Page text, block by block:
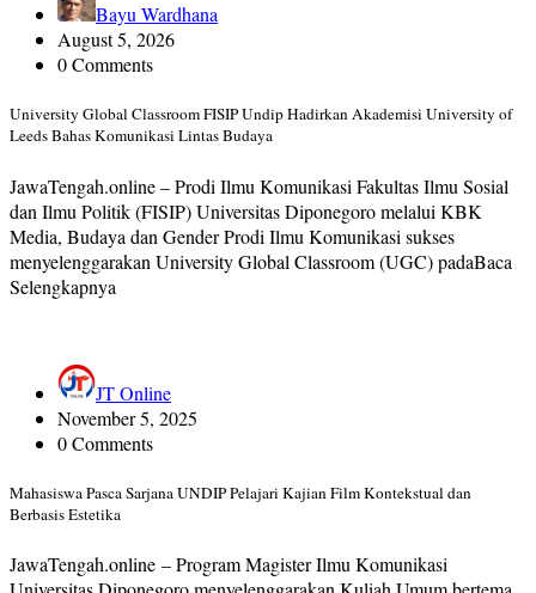
Bayu Wardhana
August 5, 2026
0 Comments
University Global Classroom FISIP Undip Hadirkan Akademisi University of
Leeds Bahas Komunikasi Lintas Budaya
JawaTengah.online – Prodi Ilmu Komunikasi Fakultas Ilmu Sosial
dan Ilmu Politik (FISIP) Universitas Diponegoro melalui KBK
Media, Budaya dan Gender Prodi Ilmu Komunikasi sukses
menyelenggarakan University Global Classroom (UGC) padaBaca
Selengkapnya
JT Online
November 5, 2025
0 Comments
Mahasiswa Pasca Sarjana UNDIP Pelajari Kajian Film Kontekstual dan
Berbasis Estetika
JawaTengah.online – Program Magister Ilmu Komunikasi